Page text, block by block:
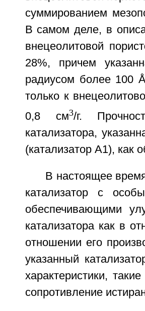
суммированием
В самом деле, в
внецеолитовой
28%, причем
радиусом более 100
только к
0,8 см3/г.
катализатора,
(катализатор А1), как
В настоящее
катализатор с
обеспечивающими
катализатора как в
отношении его
указанный
характеристики,
сопротивление